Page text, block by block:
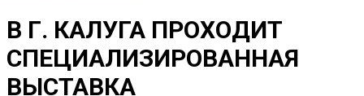
В Г. КАЛУГА ПРОХОДИТ
СПЕЦИАЛИЗИРОВАННАЯ
ВЫСТАВКА